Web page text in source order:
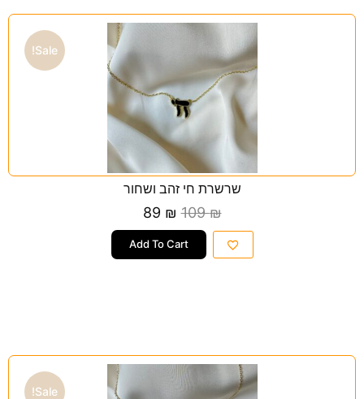
Sale!
שרשרת חי זהב ושחור
109₪
89 ₪
Add To Cart
Sale!